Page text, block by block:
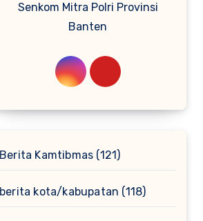
Senkom Mitra Polri Provinsi
Banten
Berita Kamtibmas (121)
berita kota/kabupatan (118)